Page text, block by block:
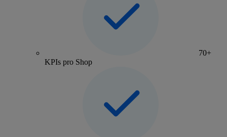
70+
KPIs pro Shop